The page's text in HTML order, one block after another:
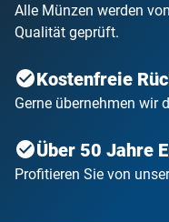
Alle Münzen werden
Qualität geprüft.
Kostenfreie
Gerne übernehmen wir
Über 50 Jahre
Profitieren Sie von